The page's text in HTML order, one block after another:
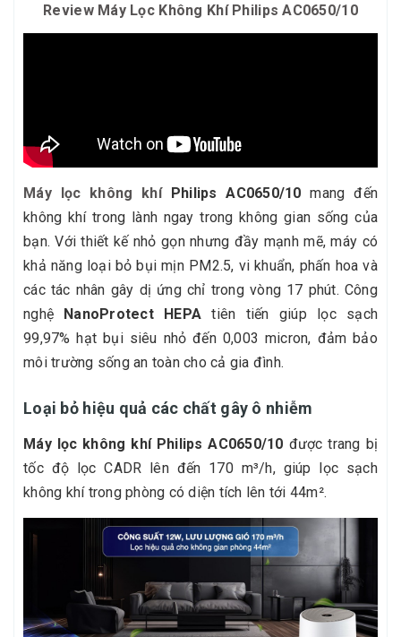
Review Máy Lọc Không Khí Philips AC0650/10
Máy lọc không khíPhilips AC0650/10 mang đến
không khí trong lành ngay trong không gian sống của
bạn. Với thiết kế nhỏ gọn nhưng đầy mạnh mẽ, máy có
khả năng loại bỏ bụi mịn PM2.5, vi khuẩn, phấn hoa và
các tác nhân gây dị ứng chỉ trong vòng 17 phút. Công
nghệ NanoProtect HEPA tiên tiến giúp lọc sạch
99,97% hạt bụi siêu nhỏ đến 0,003 micron, đảm bảo
môi trường sống an toàn cho cả gia đình.
Loại bỏ hiệu quả các chất gây ô nhiễm
Máy lọc không khí Philips AC0650/10 được trang bị
tốc độ lọc CADR lên đến 170 m³/h, giúp lọc sạch
không khí trong phòng có diện tích lên tới 44m².